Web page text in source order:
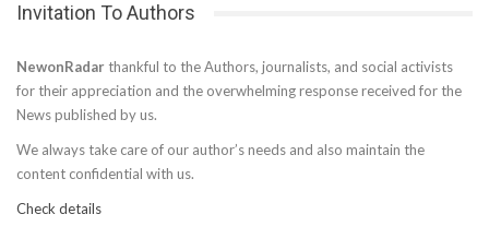
Invitation To Authors
NewonRadar thankful to the Authors, journalists, and social activists
for their appreciation and the overwhelming response received for the
News published by us.
We always take care of our author’s needs and also maintain the
content confidential with us.
Check details